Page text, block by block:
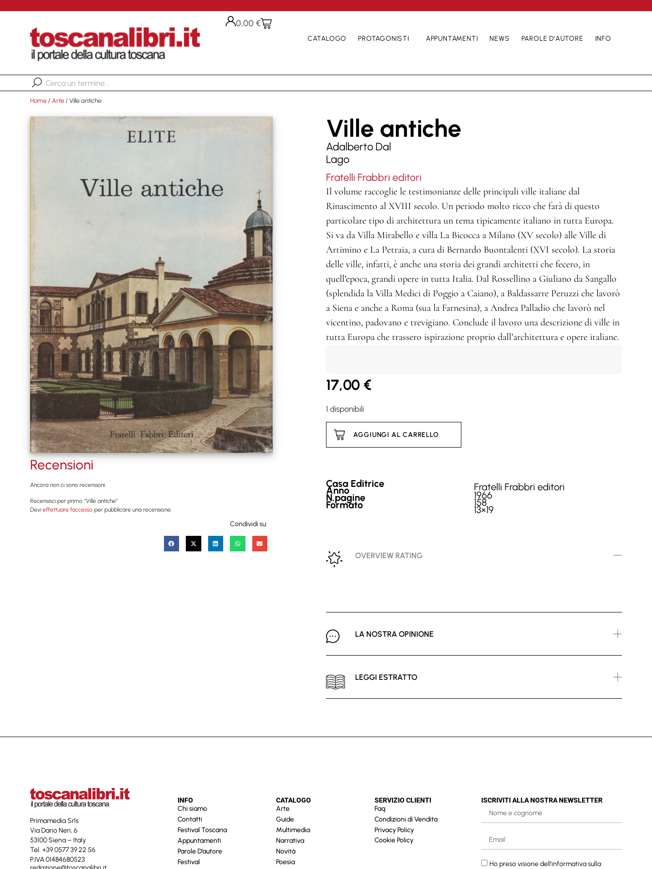
0,00€
CATALOGO PROTAGONISTI APPUNTAMENTI NEWS PAROLE D’AUTORE INFO
Home / Arte / Ville antiche
Recensioni
Ancora non ci sono recensioni.
Recensisci per primo “Ville antiche”
Devi effettuare l’accesso per pubblicare una recensione.
Condividi su:
Ville antiche
Adalberto Dal
Lago
Fratelli Frabbri editori
Il volume raccoglie le testimonianze delle principali ville italiane dal
Rinascimento al XVIII secolo. Un periodo molto ricco che farà di questo
particolare tipo di architettura un tema tipicamente italiano in tutta Europa.
Si va da Villa Mirabello e villa La Bicocca a Milano (XV secolo) alle Ville di
Artimino e La Petraia, a cura di Bernardo Buontalenti (XVI secolo). La storia
delle ville, infatti, è anche una storia dei grandi architetti che fecero, in
quell’epoca, grandi opere in tutta Italia. Dal Rossellino a Giuliano da Sangallo
(splendida la Villa Medici di Poggio a Caiano), a Baldassarre Peruzzi che lavorò
a Siena e anche a Roma (sua la Farnesina), a Andrea Palladio che lavorò nel
vicentino, padovano e trevigiano. Conclude il lavoro una descrizione di ville in
tutta Europa che trassero ispirazione proprio dall’architettura e opere italiane.
17,00 €
1 disponibili
AGGIUNGI AL CARRELLO
Casa Editrice Fratelli Frabbri editori
Anno 1966
N.pagine 158
Formato 13×19
OVERVIEW RATING
LA NOSTRA OPINIONE
LEGGI ESTRATTO
Primamedia Srls
Via Dario Neri, 6
53100 Siena – Italy
Tel. +39 0577 39 22 56
P.IVA 01484680523
INFO
Chi siamo
Contatti
Festival Toscana
Appuntamenti
Parole D’autore
Festival
CATALOGO
Arte
Guide
Multimedia
Narrativa
Novità
Poesia
SERVIZIO CLIENTI
Faq
Condizioni di Vendita
Privacy Policy
Cookie Policy
ISCRIVITI ALLA NOSTRA NEWSLETTER
Ho preso visione dell'informativa sulla